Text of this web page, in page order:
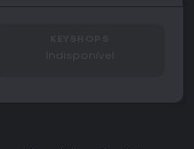
Indisponível